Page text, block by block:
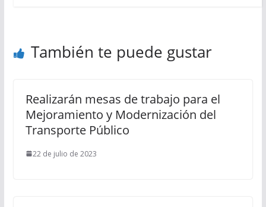
También te puede gustar
Realizarán mesas de trabajo para el
Mejoramiento y Modernización del
Transporte Público
22 de julio de 2023